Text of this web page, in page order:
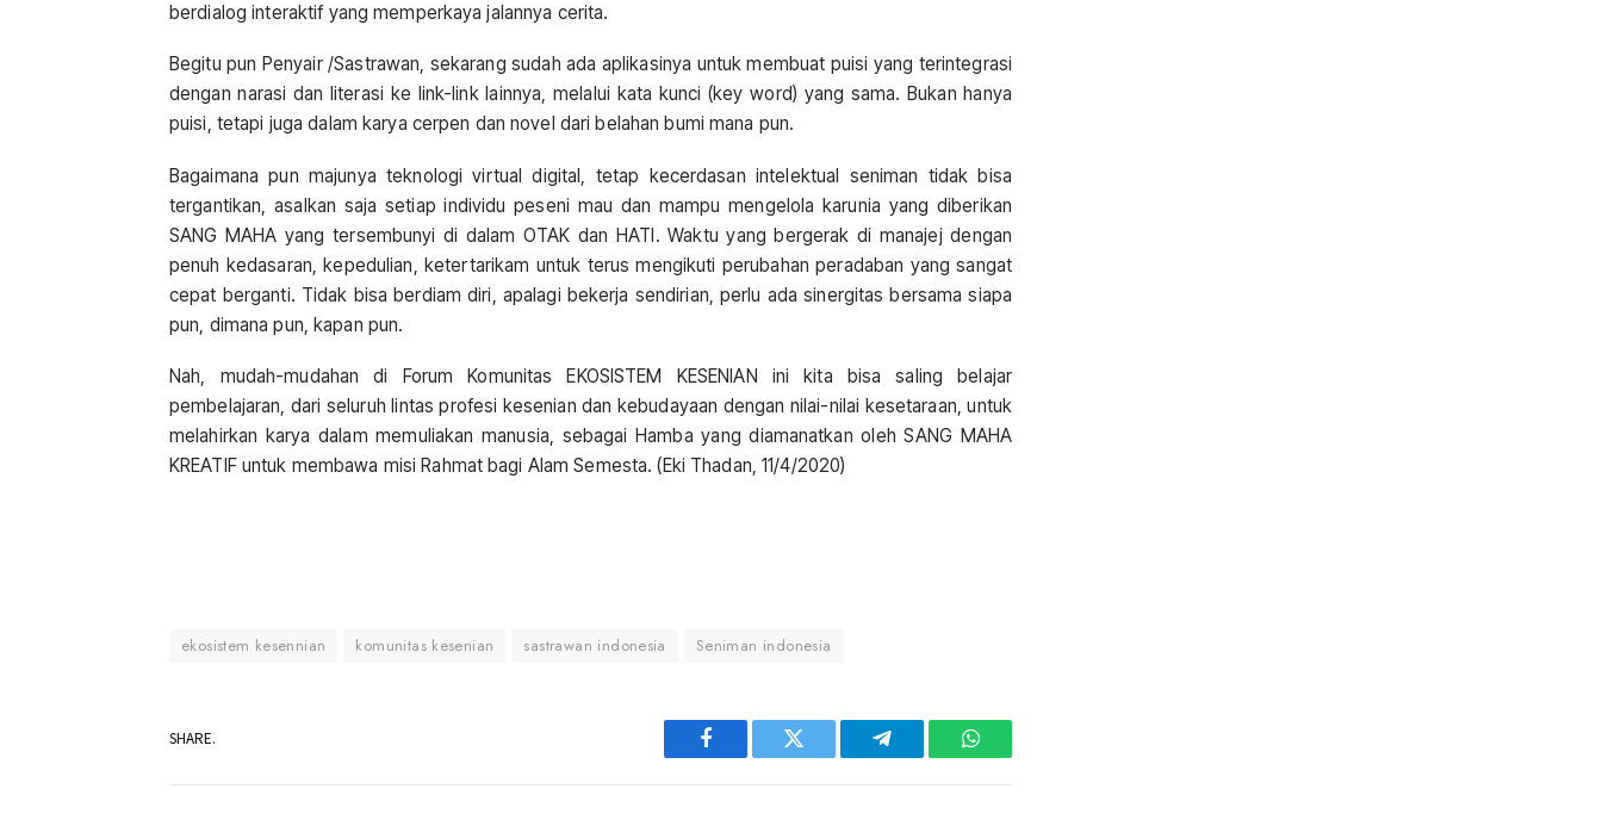
berdialog interaktif yang memperkaya jalannya cerita.
Begitu pun Penyair /Sastrawan, sekarang sudah ada aplikasinya untuk membuat puisi yang terintegrasi
dengan narasi dan literasi ke link-link lainnya, melalui kata kunci (key word) yang sama. Bukan hanya
puisi, tetapi juga dalam karya cerpen dan novel dari belahan bumi mana pun.
Bagaimana pun majunya teknologi virtual digital, tetap kecerdasan intelektual seniman tidak bisa
tergantikan, asalkan saja setiap individu peseni mau dan mampu mengelola karunia yang diberikan
SANG MAHA yang tersembunyi di dalam OTAK dan HATI. Waktu yang bergerak di manajej dengan
penuh kedasaran, kepedulian, ketertarikam untuk terus mengikuti perubahan peradaban yang sangat
cepat berganti. Tidak bisa berdiam diri, apalagi bekerja sendirian, perlu ada sinergitas bersama siapa
pun, dimana pun, kapan pun.
Nah, mudah-mudahan di Forum Komunitas EKOSISTEM KESENIAN ini kita bisa saling belajar
pembelajaran, dari seluruh lintas profesi kesenian dan kebudayaan dengan nilai-nilai kesetaraan, untuk
melahirkan karya dalam memuliakan manusia, sebagai Hamba yang diamanatkan oleh SANG MAHA
KREATIF untuk membawa misi Rahmat bagi Alam Semesta. (Eki Thadan, 11/4/2020)
ekosistem kesennian komunitas kesenian sastrawan indonesia Seniman indonesia
SHARE.
Facebook Twitter Telegram WhatsApp